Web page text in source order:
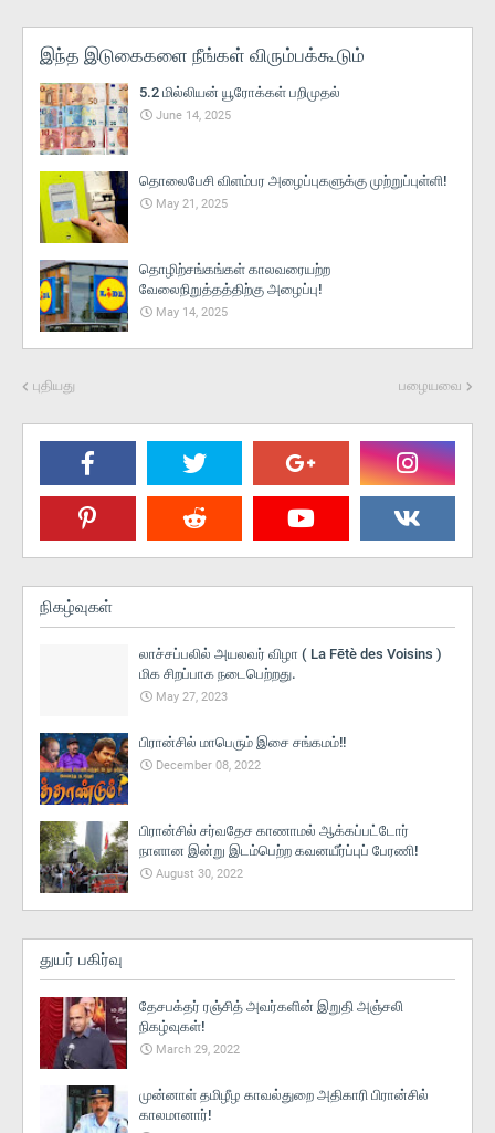
இந்த இடுகைகளை நீங்கள் விரும்பக்கூடும்
5.2 மில்லியன் யூரோக்கள் பறிமுதல்
June 14, 2025
தொலைபேசி விளம்பர அழைப்புகளுக்கு முற்றுப்புள்ளி!
May 21, 2025
தொழிற்சங்கங்கள் காலவரையற்ற
வேலைநிறுத்தத்திற்கு அழைப்பு!
May 14, 2025
புதியது பழையவை
நிகழ்வுகள்
லாச்சப்பலில் அயலவர் விழா ( La Fētè des Voisins )
மிக சிறப்பாக நடைபெற்றது.
May 27, 2023
பிரான்சில் மாபெரும் இசை சங்கமம்!!
December 08, 2022
பிரான்சில் சர்வதேச காணாமல் ஆக்கப்பட்டோர்
நாளான இன்று இடம்பெற்ற கவனயீர்ப்புப் பேரணி!
August 30, 2022
துயர் பகிர்வு
தேசபக்தர் ரஞ்சித் அவர்களின் இறுதி அஞ்சலி
நிகழ்வுகள்!
March 29, 2022
முன்னாள் தமிழீழ காவல்துறை அதிகாரி பிரான்சில்
காலமானார்!